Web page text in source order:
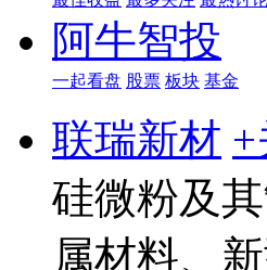
阿牛智投
一起看盘 股票 板块 基金
联瑞新材 +
硅微粉及
属材料、